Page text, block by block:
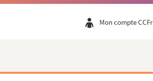
Mon compte CCFr